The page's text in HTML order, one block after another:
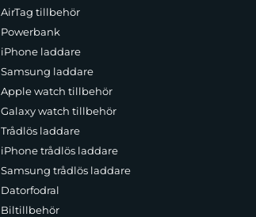
AirTag tillbehör
Powerbank
iPhone laddare
Samsung laddare
Apple watch tillbehör
Galaxy watch tillbehör
Trådlös laddare
iPhone trådlös laddare
Samsung trådlös laddare
Datorfodral
Biltillbehör